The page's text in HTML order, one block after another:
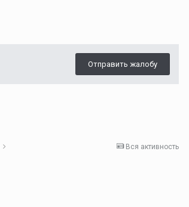
Отправить жалобу
Вся активность